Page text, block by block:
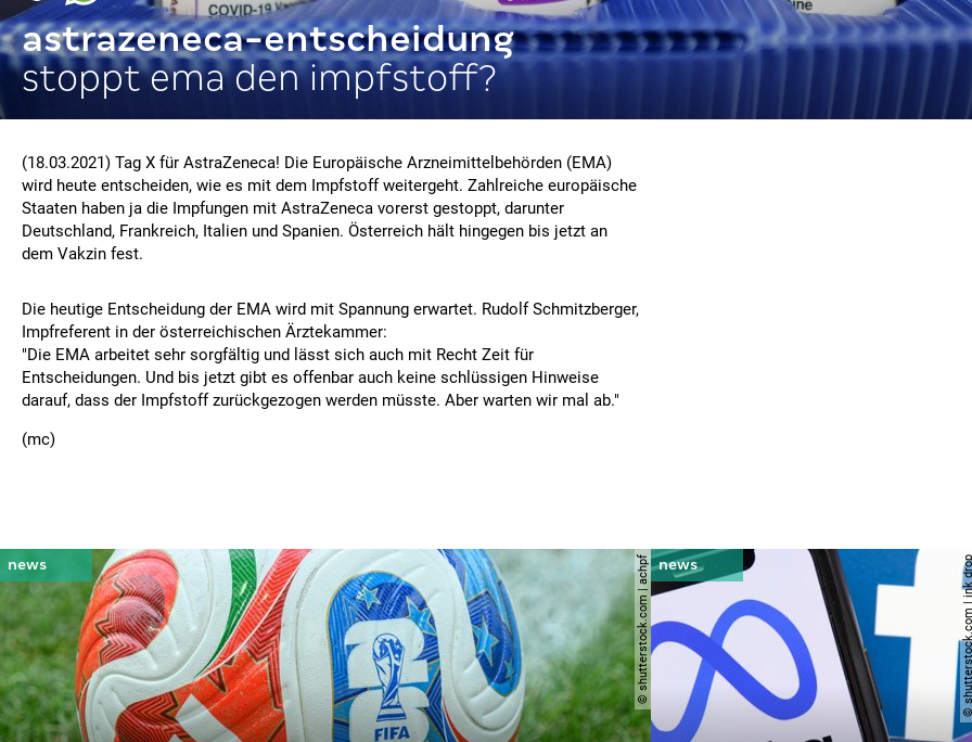
astrazeneca-entscheidung
stoppt ema den impfstoff?
(18.03.2021) Tag X für AstraZeneca! Die Europäische Arzneimittelbehörden (EMA)
wird heute entscheiden, wie es mit dem Impfstoff weitergeht. Zahlreiche europäische
Staaten haben ja die Impfungen mit AstraZeneca vorerst gestoppt, darunter
Deutschland, Frankreich, Italien und Spanien. Österreich hält hingegen bis jetzt an
dem Vakzin fest.
Die heutige Entscheidung der EMA wird mit Spannung erwartet. Rudolf Schmitzberger,
Impfreferent in der österreichischen Ärztekammer:
"Die EMA arbeitet sehr sorgfältig und lässt sich auch mit Recht Zeit für
Entscheidungen. Und bis jetzt gibt es offenbar auch keine schlüssigen Hinweise
darauf, dass der Impfstoff zurückgezogen werden müsste. Aber warten wir mal ab."
(mc)
© shutterstock.com | achpf ©